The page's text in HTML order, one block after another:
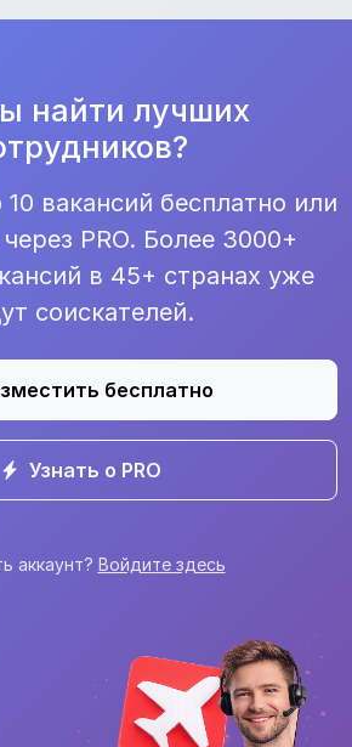
найти лучших
вакансий бесплатно или
PRO. Более 3000+
в 45+ странах уже
соискателей.
бесплатно
Узнать о PRO
аккаунт? Войдите здесь